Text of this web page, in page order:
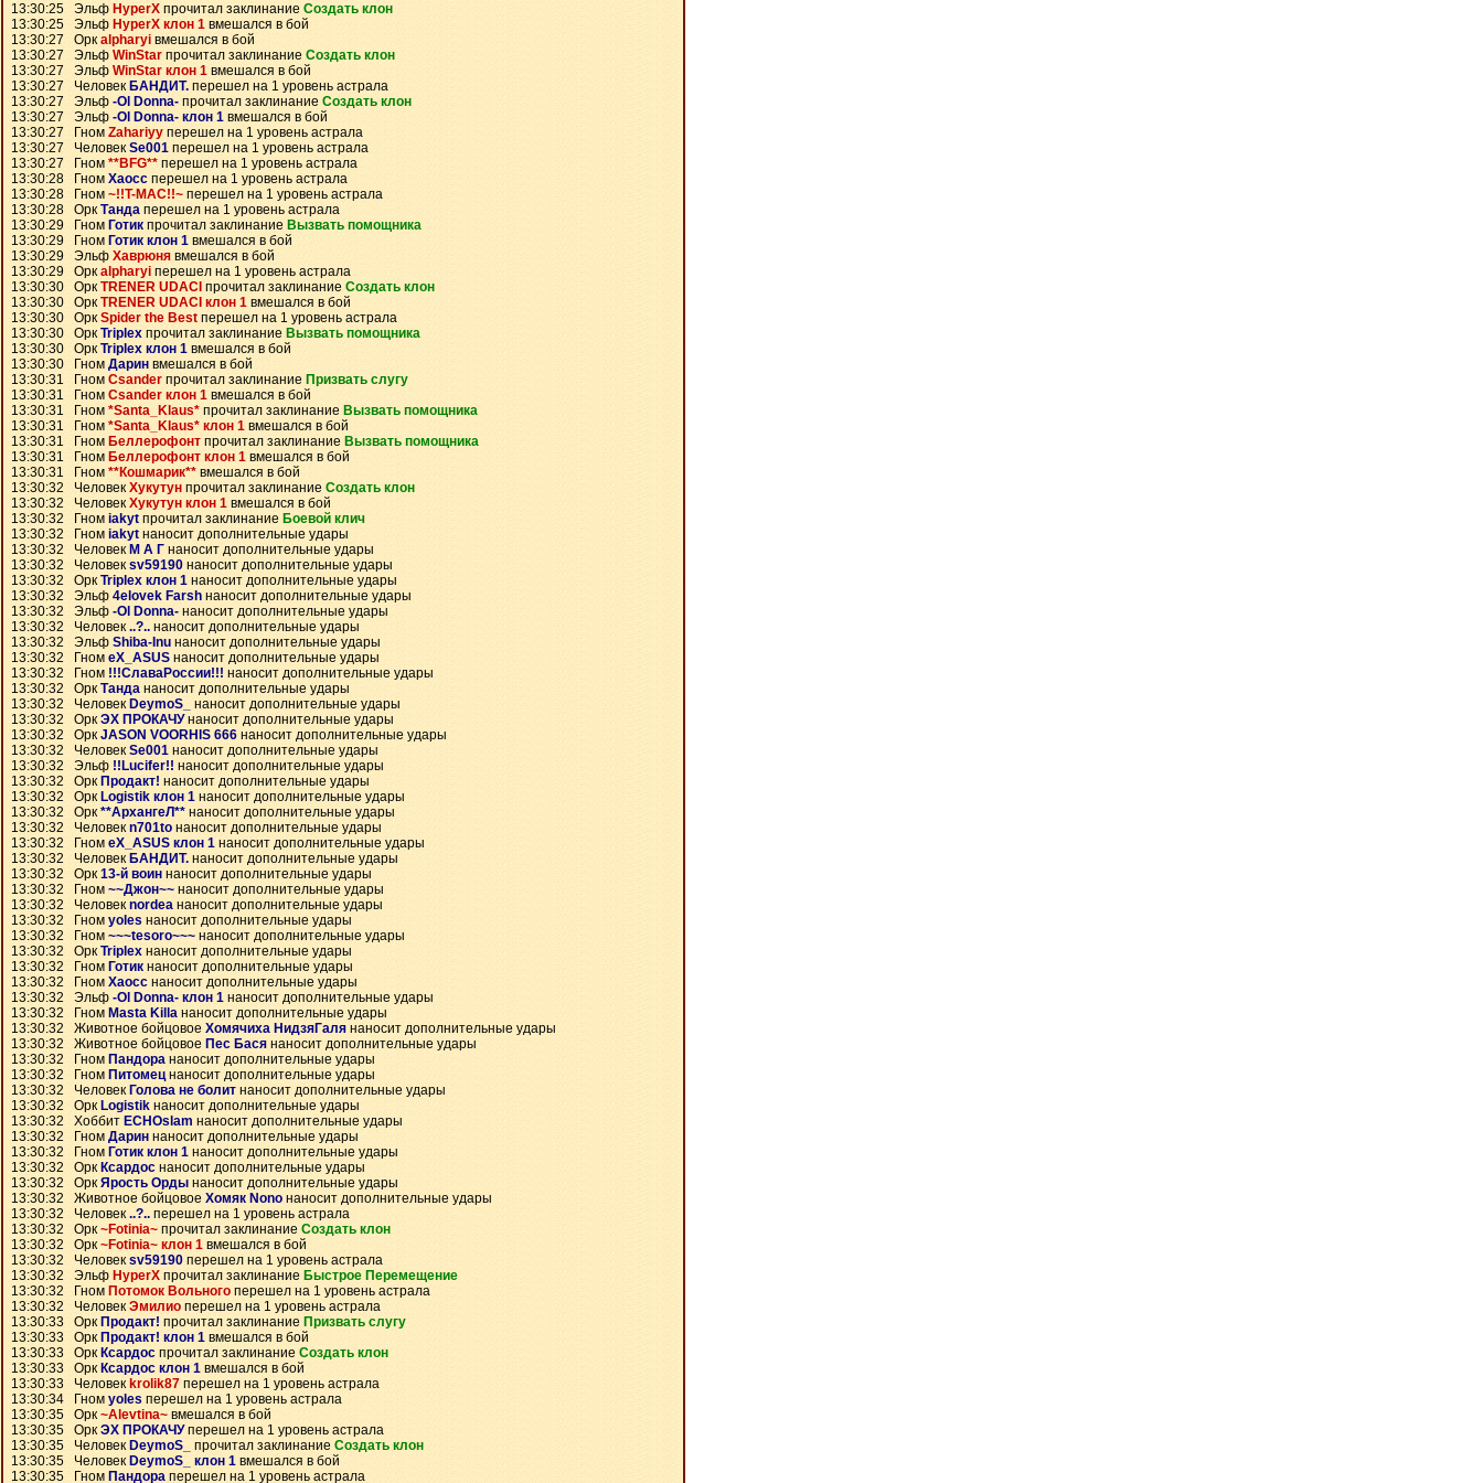
13:30:25 Эльф HyperX прочитал заклинание Создать клон
13:30:25 Эльф HyperX клон 1 вмешался в бой
13:30:27 Оркalpharyi вмешался в бой
13:30:27 Эльф WinStar прочитал заклинание Создать клон
13:30:27 Эльф WinStar клон 1 вмешался в бой
13:30:27 Человек БАНДИТ. перешел на 1 уровень астрала
13:30:27 Эльф -Ol Donna- прочитал заклинание Создать клон
13:30:27 Эльф -Ol Donna- клон 1 вмешался в бой
13:30:27 Гном Zahariyy перешел на 1 уровень астрала
13:30:27 ЧеловекSe001 перешел на 1 уровень астрала
13:30:27 Гном **BFG** перешел на 1 уровень астрала
13:30:28 Гном Хаосс перешел на 1 уровень астрала
13:30:28 Гном ~!!T-MAC!!~ перешел на 1 уровень астрала
13:30:28 ОркТанда перешел на 1 уровень астрала
13:30:29 Гном Готик прочитал заклинание Вызвать помощника
13:30:29 Гном Готик клон 1 вмешался в бой
13:30:29 Эльф Хаврюня вмешался в бой
13:30:29 Оркalpharyi перешел на 1 уровень астрала
13:30:30 ОркTRENER UDACI прочитал заклинание Создать клон
13:30:30 ОркTRENER UDACI клон 1 вмешался в бой
13:30:30 Орк Spider the Best перешел на 1 уровень астрала
13:30:30 ОркTriplex прочитал заклинание Вызвать помощника
13:30:30 ОркTriplex клон 1 вмешался в бой
13:30:30 Гном Дарин вмешался в бой
13:30:31 Гном Csander прочитал заклинание Призвать слугу
13:30:31 Гном Csander клон 1 вмешался в бой
13:30:31 Гном *Santa_Klaus* прочитал заклинание Вызвать помощника
13:30:31 Гном *Santa_Klaus* клон 1 вмешался в бой
13:30:31 Гном Беллерофонт прочитал заклинание Вызвать помощника
13:30:31 Гном Беллерофонт клон 1 вмешался в бой
13:30:31 Гном **Кошмарик** вмешался в бой
13:30:32 ЧеловекХукутун прочитал заклинание Создать клон
13:30:32 ЧеловекХукутун клон 1 вмешался в бой
13:30:32 Гном iakyt прочитал заклинание Боевой клич
13:30:32 Гном iakyt наносит дополнительные удары
13:30:32 Человек М А Г наносит дополнительные удары
13:30:32 Человекsv59190 наносит дополнительные удары
13:30:32 ОркTriplex клон 1 наносит дополнительные удары
13:30:32 Эльф 4elovek Farsh наносит дополнительные удары
13:30:32 Эльф -Ol Donna- наносит дополнительные удары
13:30:32 Человек..?.. наносит дополнительные удары
13:30:32 Эльф Shiba-Inu наносит дополнительные удары
13:30:32 Гном eX_ASUS наносит дополнительные удары
13:30:32 Гном !!!СлаваРоссии!!! наносит дополнительные удары
13:30:32 Орк Танда наносит дополнительные удары
13:30:32 Человек DeymoS_
наносит дополнительные удары
13:30:32 ОркЭХ ПРОКАЧУнаносит дополнительные удары
13:30:32 ОркJASON VOORHIS 666 наносит дополнительные удары
13:30:32 ЧеловекSe001 наносит дополнительные удары
13:30:32 Эльф !!Lucifer!! наносит дополнительные удары
13:30:32 Орк Продакт! наносит дополнительные удары
13:30:32 Орк Logistik клон 1 наносит дополнительные удары
13:30:32 Орк **АрхангеЛ** наносит дополнительные удары
13:30:32 Человекn701to наносит дополнительные удары
13:30:32 Гном eX_ASUS клон 1 наносит дополнительные удары
13:30:32 Человек БАНДИТ. наносит дополнительные удары
13:30:32 Орк 13-й воин наносит дополнительные удары
13:30:32 Гном ~~Джон~~ наносит дополнительные удары
13:30:32 Человек nordea наносит дополнительные удары
13:30:32 Гном yoles наносит дополнительные удары
13:30:32 Гном ~~~tesoro~~~ наносит дополнительные удары
13:30:32 ОркTriplex наносит дополнительные удары
13:30:32 Гном Готик наносит дополнительные удары
13:30:32 Гном Хаосс наносит дополнительные удары
13:30:32 Эльф -Ol Donna- клон 1 наносит дополнительные удары
13:30:32 Гном Masta Killa наносит дополнительные удары
13:30:32 Животное бойцовое Хомячиха НидзяГаля наносит дополнительные удары
13:30:32 Животное бойцовое Пес Бася наносит дополнительные удары
13:30:32 Гном Пандора наносит дополнительные удары
13:30:32 Гном Питомецнаносит дополнительные удары
13:30:32 Человек Голова не болит наносит дополнительные удары
13:30:32 Орк Logistik наносит дополнительные удары
13:30:32 Хоббит ECHOslam наносит дополнительные удары
13:30:32 Гном Дарин наносит дополнительные удары
13:30:32 Гном Готик клон 1 наносит дополнительные удары
13:30:32 Орк Ксардос наносит дополнительные удары
13:30:32 Орк Ярость Орды наносит дополнительные удары
13:30:32 Животное бойцовое Хомяк Nono наносит дополнительные удары
13:30:32 Человек ..?.. перешел на 1 уровень астрала
13:30:32 Орк~Fotinia~ прочитал заклинание Создать клон
13:30:32 Орк ~Fotinia~ клон 1 вмешался в бой
13:30:32 Человекsv59190 перешел на 1 уровень астрала
13:30:32 Эльф HyperX прочитал заклинание Быстрое Перемещение
13:30:32 Гном Потомок Вольного перешел на 1 уровень астрала
13:30:32 ЧеловекЭмилио перешел на 1 уровень астрала
13:30:33 Орк Продакт! прочитал заклинание Призвать слугу
13:30:33 Орк Продакт! клон 1 вмешался в бой
13:30:33 Орк Ксардос прочитал заклинание Создать клон
13:30:33 Орк Ксардос клон 1 вмешался в бой
13:30:33 Человек krolik87 перешел на 1 уровень астрала
13:30:34 Гном yoles перешел на 1 уровень астрала
13:30:35 Орк~Alevtina~ вмешался в бой
13:30:35 Орк ЭХ ПРОКАЧУперешел на 1 уровень астрала
13:30:35 Человек DeymoS_ прочитал заклинание Создать клон
13:30:35 Человек DeymoS_ клон 1 вмешался в бой
13:30:35 Гном Пандора перешел на 1 уровень астрала